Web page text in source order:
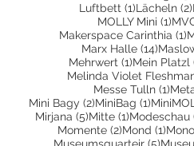
Luftbett (1)1 Beitrag
Lächeln (2)
MOLLY Mini (1)1
Makerspace Carinthia (1)
Marx Halle (14)14
Mehrwert (1)1 Beitrag
Mein Platzl
Melinda Violet
Messe Tulln (1)1
Mini Bagy (2)2 Beiträge
MiniBag (1)1 Beitrag
Mirjana (5)5 Beiträge
Mitte (1)1 Beitrag
Modeschau
Momente (2)2 Beiträge
Mond (1)1
5